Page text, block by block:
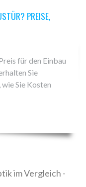
PREISE,
für den Einbau
Sie
Sie Kosten
im Vergleich -